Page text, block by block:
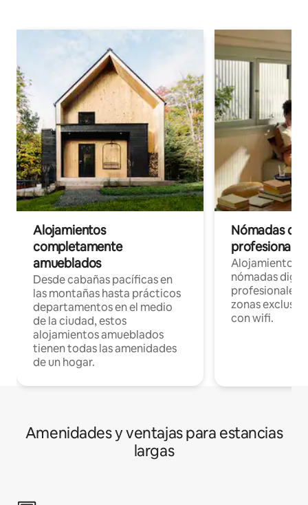
Alojamientos
completamente
amueblados
Desde cabañas pacíficas en
las montañas hasta prácticos
departamentos en el medio
de la ciudad, estos
alojamientos amueblados
tienen todas las amenidades
de un hogar.
Nómadas
Alojamientos
nómadas
profesionales
zonas
con wifi.
Amenidades y ventajas para estancias
largas